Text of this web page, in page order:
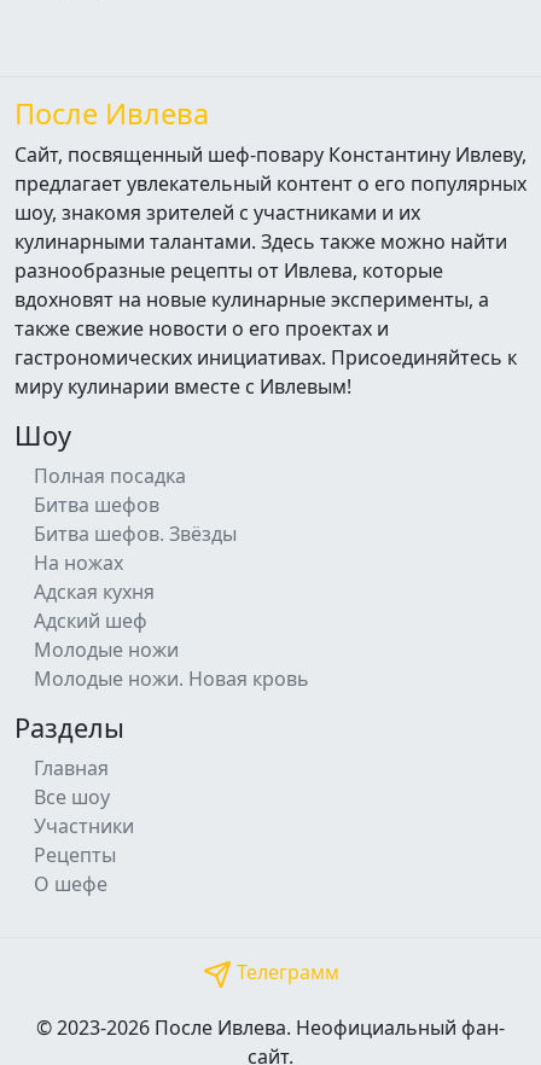
После Ивлева
Сайт, посвященный шеф-повару Константину Ивлеву,
предлагает увлекательный контент о его популярных
шоу, знакомя зрителей с участниками и их
кулинарными талантами. Здесь также можно найти
разнообразные рецепты от Ивлева, которые
вдохновят на новые кулинарные эксперименты, а
также свежие новости о его проектах и
гастрономических инициативах. Присоединяйтесь к
миру кулинарии вместе с Ивлевым!
Шоу
Полная посадка
Битва шефов
Битва шефов. Звёзды
На ножах
Адская кухня
Адский шеф
Молодые ножи
Молодые ножи. Новая кровь
Разделы
Главная
Все шоу
Участники
Рецепты
О шефе
Телеграмм
© 2023-2026 После Ивлева. Неофициальный фан-
сайт.